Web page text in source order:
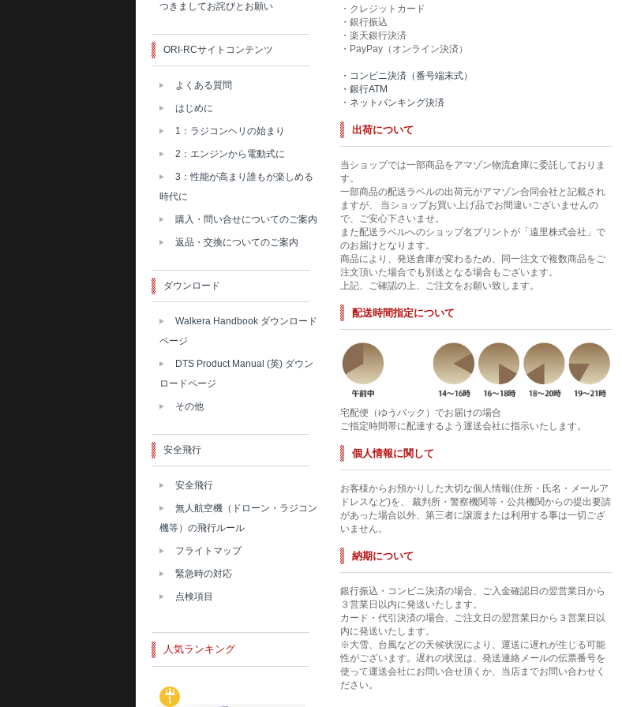
・クレジットカード
・銀行振込
・楽天銀行決済
・PayPay（オンライン決済）
・コンビニ決済（番号端末式）
・銀行ATM
・ネットバンキング決済
出荷について
当ショップでは一部商品をアマゾン物流倉庫に委託しておりま
す。
一部商品の配送ラベルの出荷元がアマゾン合同会社と記載され
ますが、 当ショップお買い上げ品でお間違いございませんの
で、ご安心下さいませ。
また配送ラベルへのショップ名プリントが「遠里株式会社」で
のお届けとなります。
商品により、発送倉庫が変わるため、同一注文で複数商品をご
注文頂いた場合でも別送となる場合もございます。
上記、ご確認の上、ご注文をお願い致します。
配送時間指定について
宅配便（ゆうパック）でお届けの場合
ご指定時間帯に配達するよう運送会社に指示いたします。
個人情報に関して
お客様からお預かりした大切な個人情報(住所・氏名・メールア
ドレスなど)を、 裁判所・警察機関等・公共機関からの提出要請
があった場合以外、第三者に譲渡または利用する事は一切ござ
いません。
納期について
銀行振込・コンビニ決済の場合、ご入金確認日の翌営業日から
３営業日以内に発送いたします。
カード・代引決済の場合、ご注文日の翌営業日から３営業日以
内に発送いたします。
※大雪、台風などの天候状況により、運送に遅れが生じる可能
性がございます。遅れの状況は、発送連絡メールの伝票番号を
使って運送会社にお問い合せ頂くか、当店までお問い合わせく
ださい。
つきましてお詫びとお願い
ORI-RCサイトコンテンツ
よくある質問
はじめに
1：ラジコンヘリの始まり
2：エンジンから電動式に
3：性能が高まり誰もが楽しめる
時代に
購入・問い合せについてのご案内
返品・交換についてのご案内
ダウンロード
Walkera Handbook ダウンロード
ページ
DTS Product Manual (英) ダウン
ロードページ
その他
安全飛行
安全飛行
無人航空機（ドローン・ラジコン
機等）の飛行ルール
フライトマップ
緊急時の対応
点検項目
人気ランキング